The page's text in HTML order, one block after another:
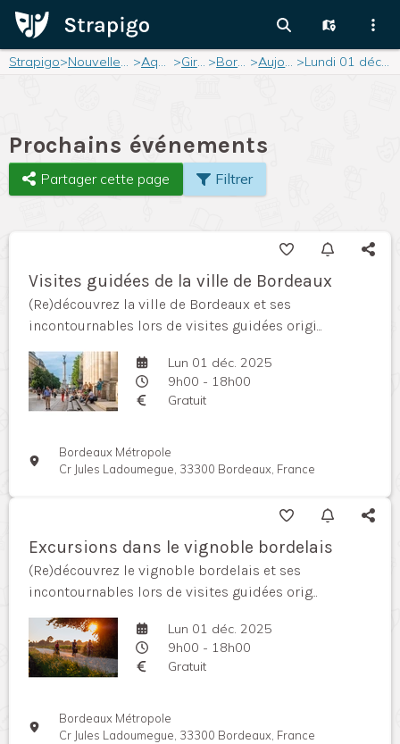
Strapigo> Nouvelle-Aquitaine > Aquitaine > Gironde > Bordeaux > Aujourd'hui > Lundi 01 décembre 2025
Prochains événements
Partager cette page Filtrer
Visites guidées de la ville de Bordeaux
(Re)découvrez la ville de Bordeaux et ses
incontournables lors de visites guidées origi...
Lun 01 déc. 2025
9h00 - 18h00
Gratuit
Bordeaux Métropole
Cr Jules Ladoumegue, 33300 Bordeaux, France
Excursions dans le vignoble bordelais
(Re)découvrez le vignoble bordelais et ses
incontournables lors de visites guidées orig...
Lun 01 déc. 2025
9h00 - 18h00
Gratuit
Bordeaux Métropole
Cr Jules Ladoumegue, 33300 Bordeaux, France